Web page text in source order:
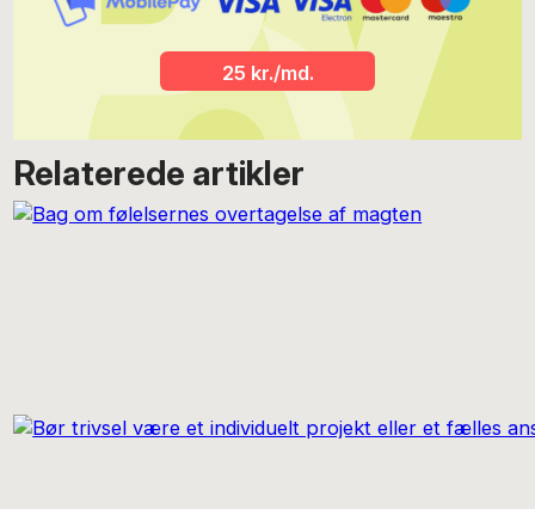
25 kr./md.
Relaterede artikler